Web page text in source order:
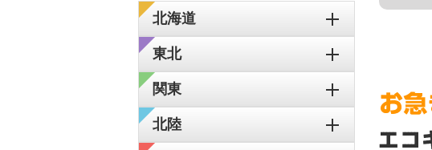
北海道
東北
関東
北陸